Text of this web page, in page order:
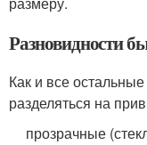
Разновидности
Как и все
разделяться на
прозрачные